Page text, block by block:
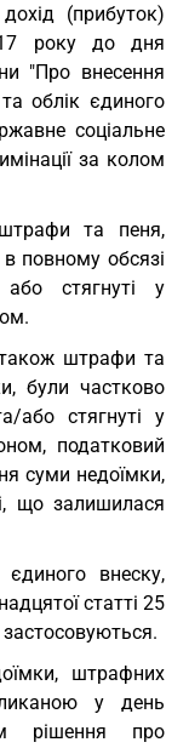
(прибуток)
року до дня
"Про внесення
облік єдиного
соціальне
за колом
та пеня,
повному обсязі
або стягнуті у
штрафи та
були частково
або стягнуті у
податковий
суми недоїмки,
що залишилася
внеску,
статті 25
штрафних
у день
рішення про